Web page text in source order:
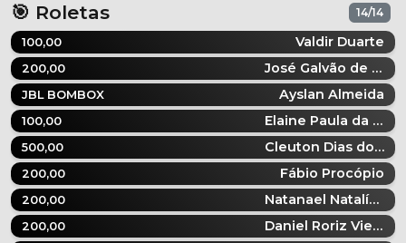
🎯 Roletas 14/14
100,00 Valdir Duarte
200,00 José Galvão de lima
JBL BOMBOX Ayslan Almeida
100,00 Elaine Paula da Silva Paula
500,00 Cleuton Dias dos Santos
200,00 Fábio Procópio
200,00 Natanael Natalício Pereira Pereira
200,00 Daniel Roriz Vieira